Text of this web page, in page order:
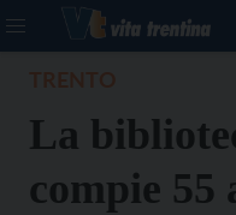
La
compie 55